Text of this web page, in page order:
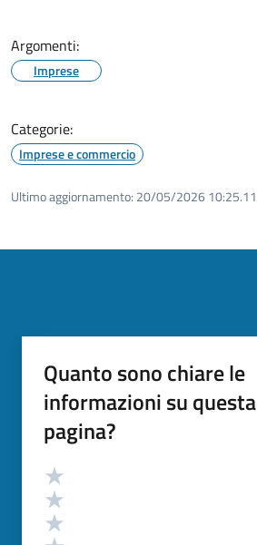
Argomenti:
Imprese
Categorie:
Imprese e commercio
Ultimo aggiornamento: 20/05/2026 10:25.11
Quanto sono chiare le
informazioni su questa
pagina?
Valutazione